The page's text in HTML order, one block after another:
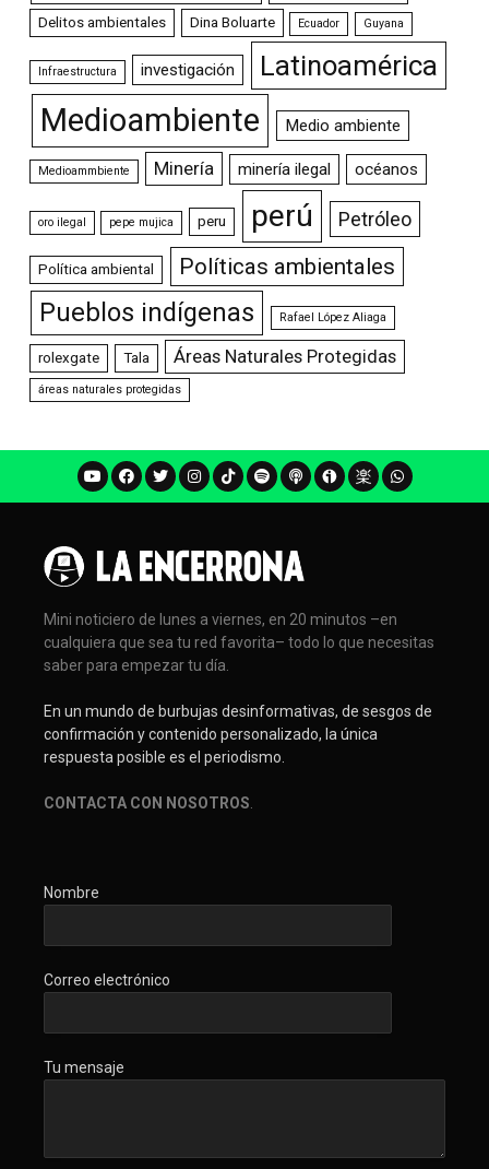
Delitos ambientales Dina Boluarte Ecuador Guyana
Infraestructura investigación Latinoamérica
Medioambiente Medio ambiente
Medioammbiente Minería minería ilegal océanos
oro ilegal pepe mujica peru perú Petróleo
Política ambiental Políticas ambientales
Pueblos indígenas Rafael López Aliaga
rolexgate Tala Áreas Naturales Protegidas
áreas naturales protegidas
Mini noticiero de lunes a viernes, en 20 minutos –en
cualquiera que sea tu red favorita– todo lo que necesitas
saber para empezar tu día.
En un mundo de burbujas desinformativas, de sesgos de
confirmación y contenido personalizado, la única
respuesta posible es el periodismo.
CONTACTA CON NOSOTROS
Nombre
Correo electrónico
Tu mensaje